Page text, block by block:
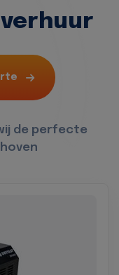
de perfecte